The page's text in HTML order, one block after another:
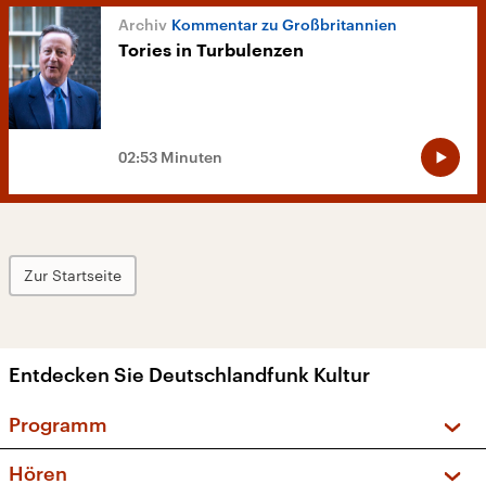
Kommentar zu Großbritannien
Tories in Turbulenzen
02:53 Minuten
Zur Startseite
Entdecken Sie Deutschlandfunk Kultur
Programm
Hören